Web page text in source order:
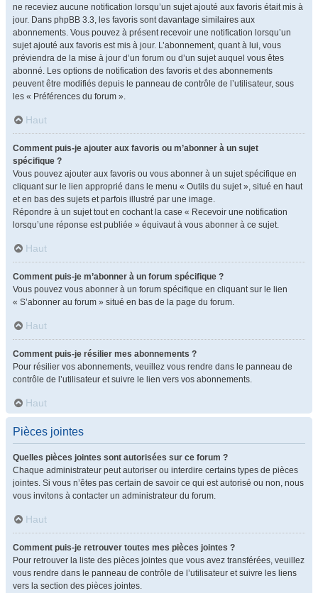
ne receviez aucune notification lorsqu’un sujet ajouté aux favoris était mis à
jour. Dans phpBB 3.3, les favoris sont davantage similaires aux
abonnements. Vous pouvez à présent recevoir une notification lorsqu’un
sujet ajouté aux favoris est mis à jour. L’abonnement, quant à lui, vous
préviendra de la mise à jour d’un forum ou d’un sujet auquel vous êtes
abonné. Les options de notification des favoris et des abonnements
peuvent être modifiés depuis le panneau de contrôle de l’utilisateur, sous
les « Préférences du forum ».
Haut
Comment puis-je ajouter aux favoris ou m’abonner à un sujet
spécifique ?
Vous pouvez ajouter aux favoris ou vous abonner à un sujet spécifique en
cliquant sur le lien approprié dans le menu « Outils du sujet », situé en haut
et en bas des sujets et parfois illustré par une image.
Répondre à un sujet tout en cochant la case « Recevoir une notification
lorsqu’une réponse est publiée » équivaut à vous abonner à ce sujet.
Haut
Comment puis-je m’abonner à un forum spécifique ?
Vous pouvez vous abonner à un forum spécifique en cliquant sur le lien
« S’abonner au forum » situé en bas de la page du forum.
Haut
Comment puis-je résilier mes abonnements ?
Pour résilier vos abonnements, veuillez vous rendre dans le panneau de
contrôle de l’utilisateur et suivre le lien vers vos abonnements.
Haut
Pièces jointes
Quelles pièces jointes sont autorisées sur ce forum ?
Chaque administrateur peut autoriser ou interdire certains types de pièces
jointes. Si vous n’êtes pas certain de savoir ce qui est autorisé ou non, nous
vous invitons à contacter un administrateur du forum.
Haut
Comment puis-je retrouver toutes mes pièces jointes ?
Pour retrouver la liste des pièces jointes que vous avez transférées, veuillez
vous rendre dans le panneau de contrôle de l’utilisateur et suivre les liens
vers la section des pièces jointes.